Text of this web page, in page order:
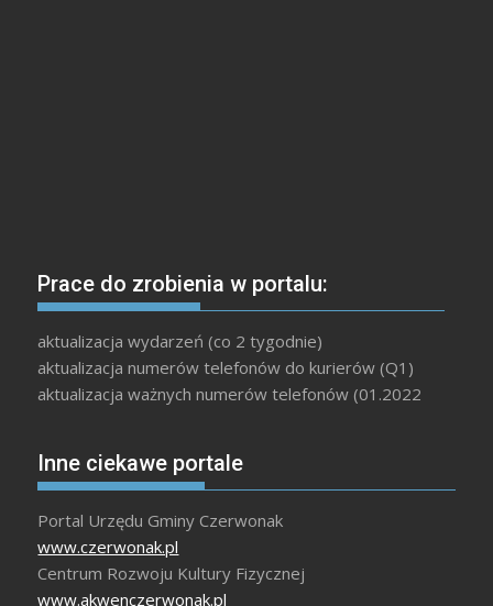
Prace do zrobienia w portalu:
aktualizacja wydarzeń (co 2 tygodnie)
aktualizacja numerów telefonów do kurierów (Q1)
aktualizacja ważnych numerów telefonów (01.2022
Inne ciekawe portale
Portal Urzędu Gminy Czerwonak
www.czerwonak.pl
Centrum Rozwoju Kultury Fizycznej
www.akwenczerwonak.pl